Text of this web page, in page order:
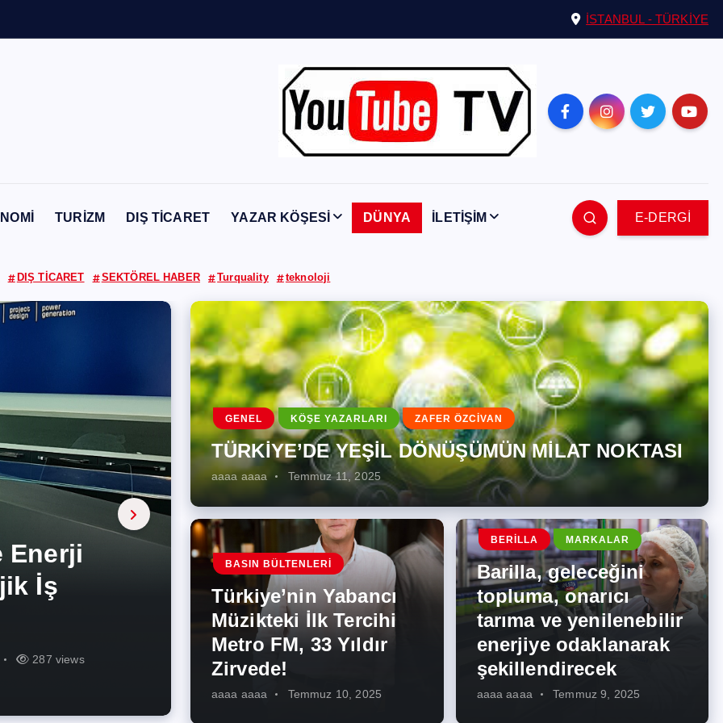
İSTANBUL - TÜRKİYE
TURİZM DIŞ TİCARET YAZAR KÖŞESİ DÜNYA İLETİŞİM E-DERGİ
DIŞ TİCARET SEKTÖREL HABER Turquality teknoloji
345 views
İlk
274 views
275 views
Enerji
İş
287 views
Kısa
227 views
Artması
262 views
GENEL KÖŞE YAZARLARI ZAFER ÖZCİVAN
TÜRKİYE’DE YEŞİL DÖNÜŞÜMÜN MİLAT NOKTASI
aaaa aaaa Temmuz 11, 2025
BASIN BÜLTENLERI
Türkiye’nin Yabancı
Müzikteki İlk Tercihi
Metro FM, 33 Yıldır
Zirvede!
aaaa aaaa Temmuz 10, 2025
BERILLA MARKALAR
Barilla, geleceğini
topluma, onarıcı
tarıma ve yenilenebilir
enerjiye odaklanarak
şekillendirecek
aaaa aaaa Temmuz 9, 2025